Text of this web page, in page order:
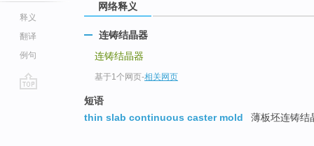
释义
翻译
例句
网络释义
连铸结晶器
连铸结晶器
基于1个网页-相关网页
短语
thin slab continuous caster mold
薄板坯连铸结